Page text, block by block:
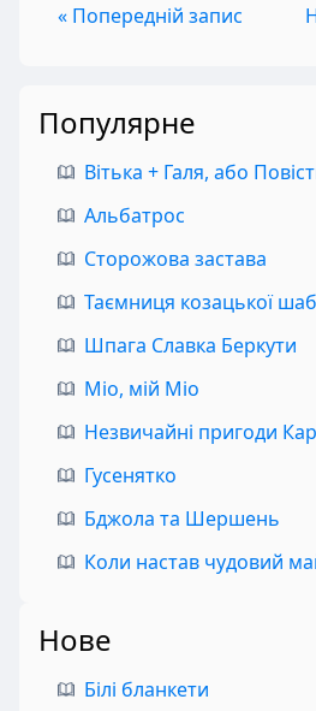
« Попередній запис
Популярне
Альбатрос
Сторожова застава
Таємниця козацької
Шпага Славка Беркути
Міо, мій Міо
Незвичайні пригоди
Гусенятко
Бджола та Шершень
Коли настав чудовий
Нове
Білі бланкети